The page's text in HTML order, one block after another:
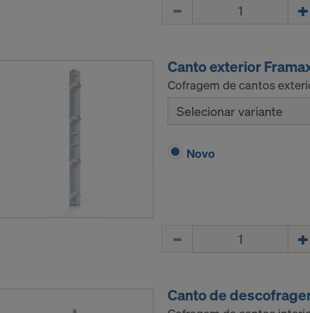
Canto exterior
Cofragem de cantos
Selecionar variante
Novo
Canto de
na possibilidade de acesso aos seus dados por parte
que transferimos para os EUA são, especialmente,
protocolo da Internet”).
Corporation
Desk, Inc.